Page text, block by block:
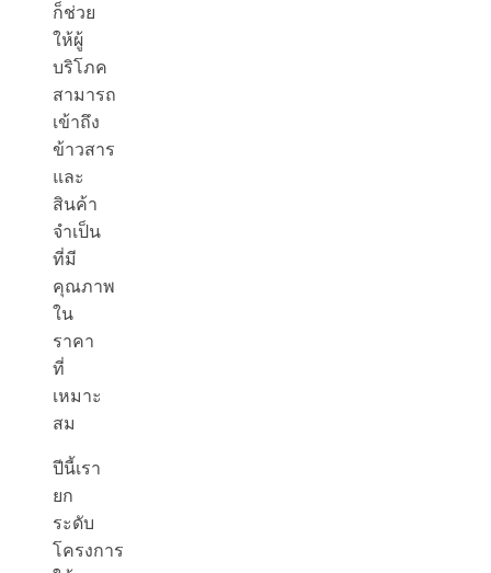
ก็ช่วย
ให้ผู้
บริโภค
สามารถ
เข้าถึง
ข้าวสาร
และ
สินค้า
จำเป็น
ที่มี
คุณภาพ
ใน
ราคา
ที่
เหมาะ
สม
ปีนี้เรา
ยก
ระดับ
โครงการ